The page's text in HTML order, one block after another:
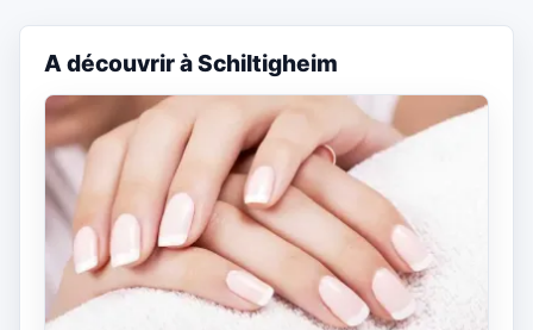
A découvrir à Schiltigheim